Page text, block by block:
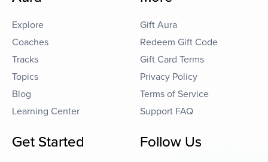
Explore
Coaches
Tracks
Topics
Blog
Learning Center
Gift Aura
Redeem Gift Code
Gift Card Terms
Privacy Policy
Terms of Service
Support FAQ
Get Started Follow Us